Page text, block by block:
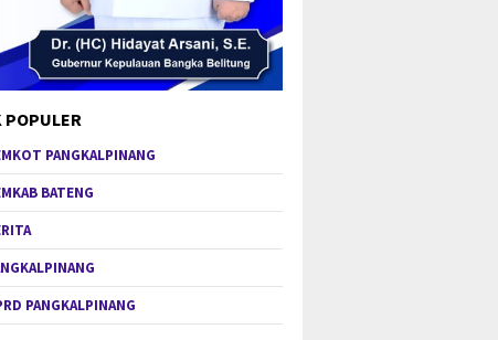
POPULER
PANGKALPINANG
BATENG
PANGKALPINANG